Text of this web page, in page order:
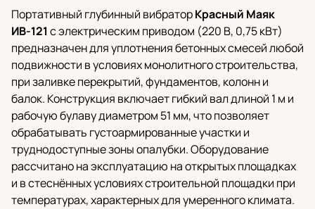
Портативный глубинный вибраторКрасный Маяк
ИВ-121с электрическим приводом (220 В, 0,75 кВт)
предназначен для уплотнения бетонных смесей любой
подвижности в условиях монолитного строительства,
при заливке перекрытий, фундаментов, колонн и
балок. Конструкция включает гибкий вал длиной 1 м и
рабочую булаву диаметром 51 мм, что позволяет
обрабатывать густоармированные участки и
труднодоступные зоны опалубки. Оборудование
рассчитано на эксплуатацию на открытых площадках
и в стеснённых условиях строительной площадки при
температурах, характерных для умеренного климата.